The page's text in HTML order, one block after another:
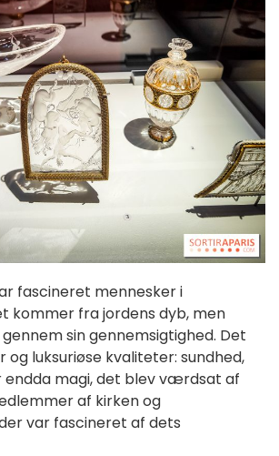
fascineret mennesker i
kommer fra jordens dyb, men
sin gennemsigtighed. Det
og luksuriøse kvaliteter: sundhed,
magi, det blev værdsat af
af kirken og
var fascineret af dets